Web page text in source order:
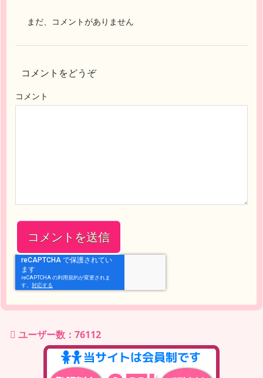
まだ、コメントがありません
コメントをどうぞ
コメント
ユーザー数：76112